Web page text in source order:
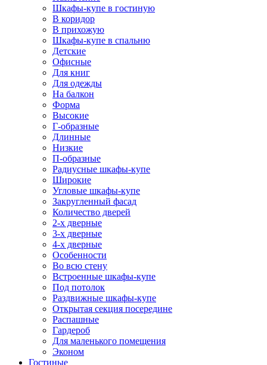
Шкафы-купе в гостиную
В коридор
В прихожую
Шкафы-купе в спальню
Детские
Офисные
Для книг
Для одежды
На балкон
Форма
Высокие
Г-образные
Длинные
Низкие
П-образные
Радиусные шкафы-купе
Широкие
Угловые шкафы-купе
Закругленный фасад
Количество дверей
2-х дверные
3-х дверные
4-х дверные
Особенности
Во всю стену
Встроенные шкафы-купе
Под потолок
Раздвижные шкафы-купе
Открытая секция посередине
Распашные
Гардероб
Для маленького помещения
Эконом
Гостиные